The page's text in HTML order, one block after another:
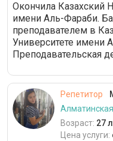
Окончила Казахский
имени Аль-Фараби.
преподавателем в
Университете имени
Преподавательская
Репетитор
Возраст: 27
Цена услуги: